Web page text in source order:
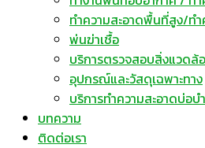
ทำความสะอาดพื้นที่สูง/ทำ
พ่นฆ่าเชื้อ
บริการตรวจสอบสิ่งแวดล้
อุปกรณ์และวัสดุเฉพาะทาง
บริการทำความสะอาดบ่อ
บทความ
ติดต่อเรา